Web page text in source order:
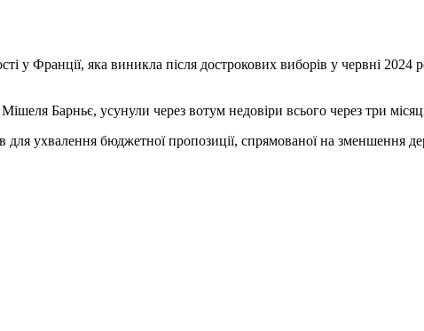
у Франції, яка виникла після дострокових виборів у червні
Барньє, усунули через вотум недовіри всього через три
для ухвалення бюджетної пропозиції, спрямованої на зменшення